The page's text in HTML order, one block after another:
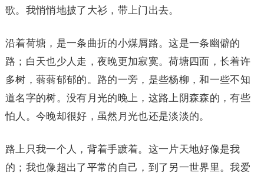
歌。我悄悄地披了大衫，带上门出去。
沿着荷塘，是一条曲折的小煤屑路。这是一条幽僻的
路；白天也少人走，夜晚更加寂寞。荷塘四面，长着许
多树，蓊蓊郁郁的。路的一旁，是些杨柳，和一些不知
道名字的树。没有月光的晚上，这路上阴森森的，有些
怕人。今晚却很好，虽然月光也还是淡淡的。
路上只我一个人，背着手踱着。这一片天地好像是我
的；我也像超出了平常的自己，到了另一世界里。我爱